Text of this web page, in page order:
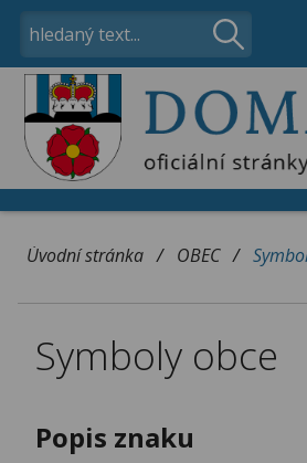
Úvodní stránka / OBEC /
Symboly obce
Popis znaku